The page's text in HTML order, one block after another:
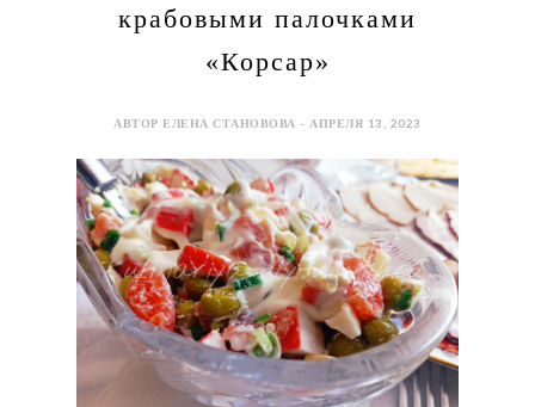
крабовыми палочками
«Корсар»
АВТОР ЕЛЕНА СТАНОВОВА - АПРЕЛЯ 13, 2023